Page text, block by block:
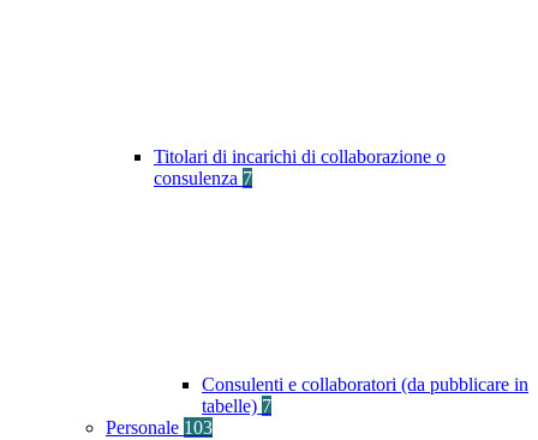
Titolari di incarichi di collaborazione o
consulenza 7
Consulenti e collaboratori (da pubblicare in
tabelle) 7
Personale 103